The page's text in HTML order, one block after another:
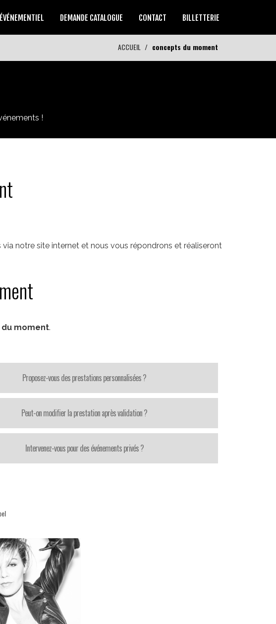
ÉVÉNEMENTIEL DEMANDE CATALOGUE CONTACT BILLETTERIE
ACCUEIL concepts du moment
!
notre site internet et nous vous répondrons et réaliseront
moment.
Proposez-vous des prestations personnalisées ?
Peut-on modifier la prestation après validation ?
Intervenez-vous pour des événements privés ?